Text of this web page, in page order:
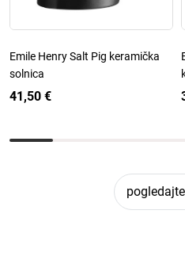
Emile Henry Salt Pig keramička
solnica
41,50 €